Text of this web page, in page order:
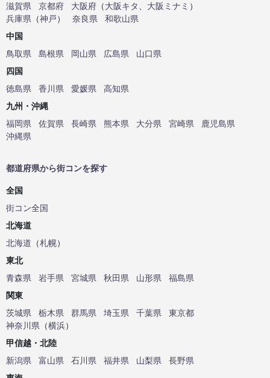
滋賀県
京都府 大阪府 （大阪キタ 大阪ミナミ ）
兵庫県 （神戸） 奈良県
和歌山県
中国
鳥取県
島根県 岡山県 広島県
山口県
四国
徳島県
香川県 愛媛県
高知県
九州・沖縄
福岡県
佐賀県 長崎県 熊本県 大分県 宮崎県
鹿児島県
沖縄県
都道府県から街コンを探す
全国
街コン全国
北海道
北海道 （札幌）
東北
青森県
岩手県 宮城県 秋田県 山形県
福島県
関東
茨城県
栃木県 群馬県 埼玉県 千葉県
東京都
神奈川県 （横浜）
甲信越・北陸
新潟県
富山県 石川県 福井県 山梨県
長野県